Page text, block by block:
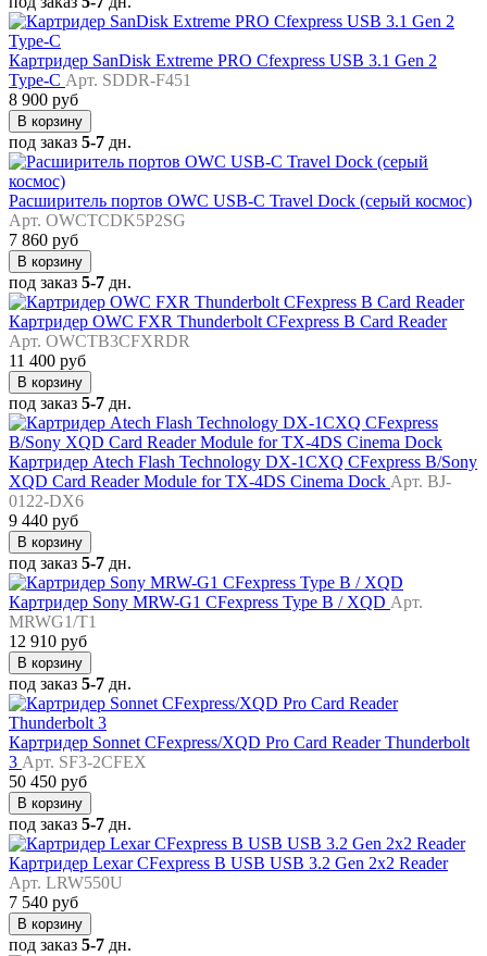
Картридер SanDisk Extreme PRO Cfexpress USB 3.1 Gen 2
Type-C Арт. SDDR-F451
8 900 руб
В корзину
под заказ 5-7 дн.
Расширитель портов OWC USB-C Travel Dock (серый космос)
Арт. OWCTCDK5P2SG
7 860 руб
В корзину
под заказ 5-7 дн.
Картридер OWC FXR Thunderbolt CFexpress B Card Reader
Арт. OWCTB3CFXRDR
11 400 руб
В корзину
под заказ 5-7 дн.
Картридер Atech Flash Technology DX-1CXQ CFexpress B/Sony
XQD Card Reader Module for TX-4DS Cinema Dock Арт. BJ-
0122-DX6
9 440 руб
В корзину
под заказ 5-7 дн.
Картридер Sony MRW-G1 CFexpress Type B / XQD Арт.
MRWG1/T1
12 910 руб
В корзину
под заказ 5-7 дн.
Картридер Sonnet CFexpress/XQD Pro Card Reader Thunderbolt
3 Арт. SF3-2CFEX
50 450 руб
В корзину
под заказ 5-7 дн.
Картридер Lexar CFexpress B USB USB 3.2 Gen 2x2 Reader
Арт. LRW550U
7 540 руб
В корзину
под заказ 5-7 дн.